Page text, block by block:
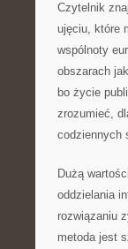
Czytelnik
ujęciu, które
wspólnoty
obszarach
bo życie
zrozumieć,
codziennych
Dużą
oddzielania
rozwiązaniu
metoda jest